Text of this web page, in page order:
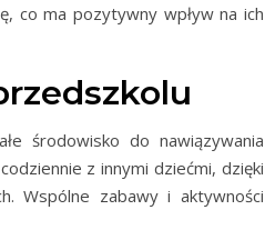
co ma pozytywny wpływ na ich
środowisko do nawiązywania
z innymi dziećmi, dzięki
Wspólne zabawy i aktywności